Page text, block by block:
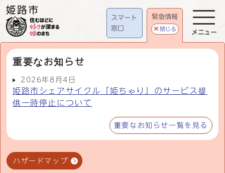
スマート
窓口
緊急情報
閉じる
重要なお知らせ
2026年8月4日
姫路市シェアサイクル「姫ちゃり」のサービス提
供一時停止について
重要なお知らせ一覧を見る
ハザードマップ
メニュー